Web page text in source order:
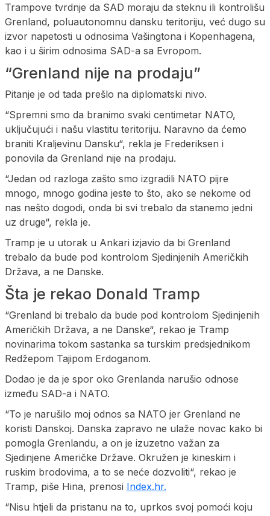
Trampove tvrdnje da SAD moraju da steknu ili kontrolišu
Grenland, poluautonomnu dansku teritoriju, već dugo su
izvor napetosti u odnosima Vašingtona i Kopenhagena,
kao i u širim odnosima SAD-a sa Evropom.
“Grenland nije na prodaju”
Pitanje je od tada prešlo na diplomatski nivo.
“Spremni smo da branimo svaki centimetar NATO,
uključujući i našu vlastitu teritoriju. Naravno da ćemo
braniti Kraljevinu Dansku“, rekla je Frederiksen i
ponovila da Grenland nije na prodaju.
“Jedan od razloga zašto smo izgradili NATO pijre
mnogo, mnogo godina jeste to što, ako se nekome od
nas nešto dogodi, onda bi svi trebalo da stanemo jedni
uz druge“, rekla je.
Tramp je u utorak u Ankari izjavio da bi Grenland
trebalo da bude pod kontrolom Sjedinjenih Američkih
Država, a ne Danske.
Šta je rekao Donald Tramp
“Grenland bi trebalo da bude pod kontrolom Sjedinjenih
Američkih Država, a ne Danske“, rekao je Tramp
novinarima tokom sastanka sa turskim predsjednikom
Redžepom Tajipom Erdoganom.
Dodao je da je spor oko Grenlanda narušio odnose
između SAD-a i NATO.
“To je narušilo moj odnos sa NATO jer Grenland ne
koristi Danskoj. Danska zapravo ne ulaže novac kako bi
pomogla Grenlandu, a on je izuzetno važan za
Sjedinjene Američke Države. Okružen je kineskim i
ruskim brodovima, a to se neće dozvoliti“, rekao je
Tramp, piše Hina, prenosi Index.hr.
“Nisu htjeli da pristanu na to, uprkos svoj pomoći koju